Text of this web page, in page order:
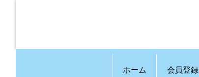
ホーム 会員登録